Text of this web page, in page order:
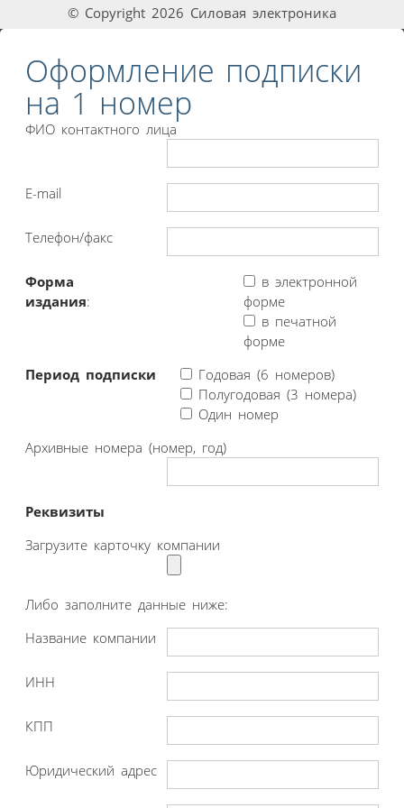
© Copyright 2026 Силовая электроника
Оформление подписки
на 1 номер
ФИО контактного лица
E-mail
Телефон/факс
Форма
издания:
в электронной
форме
в печатной
форме
Период подписки
Годовая (6 номеров)
Полугодовая (3 номера)
Один номер
Архивные номера (номер, год)
Реквизиты
Загрузите карточку компании
Либо заполните данные ниже:
Название компании
ИНН
КПП
Юридический адрес